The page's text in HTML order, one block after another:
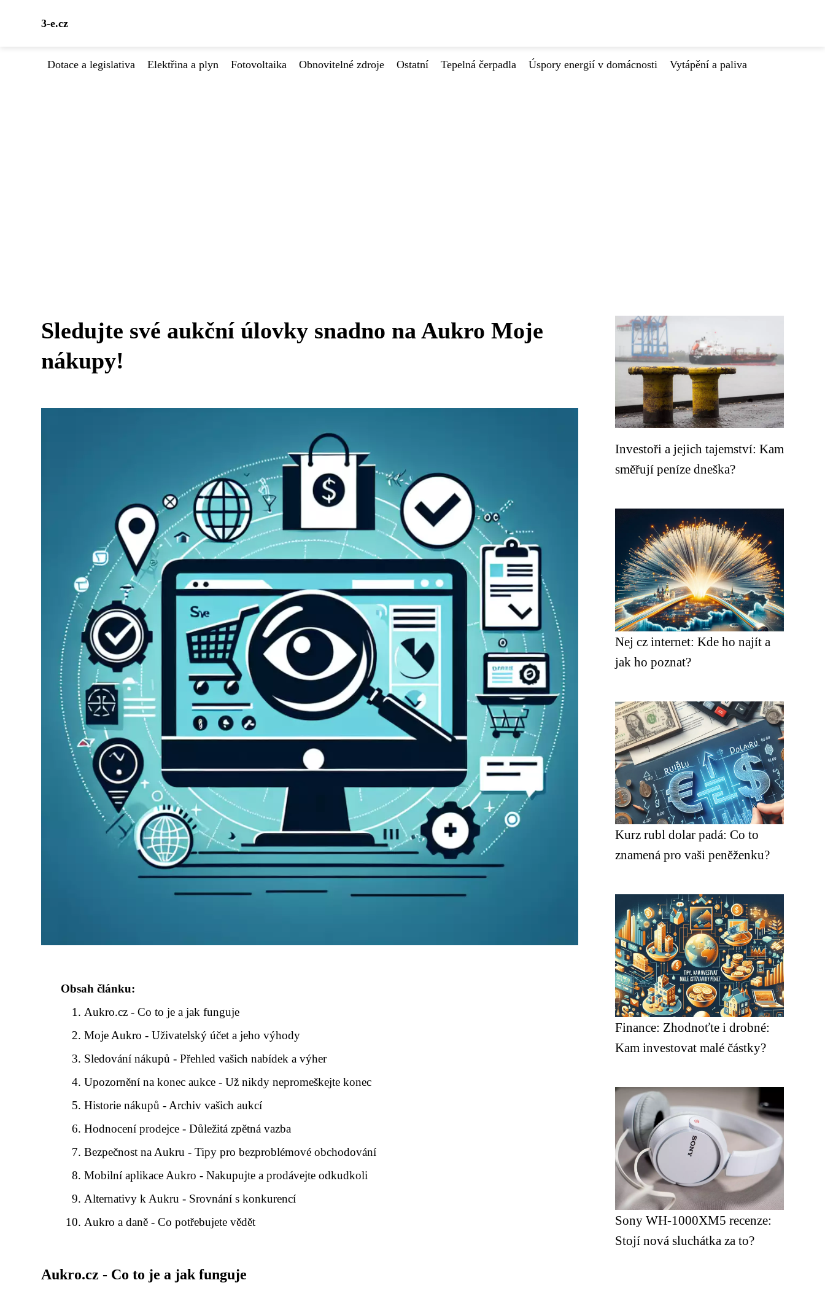
3-e.cz
Dotace a legislativa Elektřina a plyn Fotovoltaika Obnovitelné zdroje Ostatní Tepelná čerpadla Úspory energií v domácnosti Vytápění a paliva
Sledujte své aukční úlovky snadno na Aukro Moje
nákupy!
Obsah článku:
Aukro.cz - Co to je a jak funguje
Moje Aukro - Uživatelský účet a jeho výhody
Sledování nákupů - Přehled vašich nabídek a výher
Upozornění na konec aukce - Už nikdy nepromeškejte konec
Historie nákupů - Archiv vašich aukcí
Hodnocení prodejce - Důležitá zpětná vazba
Bezpečnost na Aukru - Tipy pro bezproblémové obchodování
Mobilní aplikace Aukro - Nakupujte a prodávejte odkudkoli
Alternativy k Aukru - Srovnání s konkurencí
Aukro a daně - Co potřebujete vědět
Aukro.cz - Co to je a jak funguje
Investoři a jejich tajemství: Kam
směřují peníze dneška?
Nej cz internet: Kde ho najít a
jak ho poznat?
Kurz rubl dolar padá: Co to
znamená pro vaši peněženku?
Finance: Zhodnoťte i drobné:
Kam investovat malé částky?
Sony WH-1000XM5 recenze:
Stojí nová sluchátka za to?